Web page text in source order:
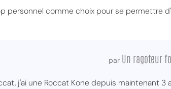
personnel comme choix pour se permettre
par Un ragoteur
j'ai une Roccat Kone depuis maintenant 3